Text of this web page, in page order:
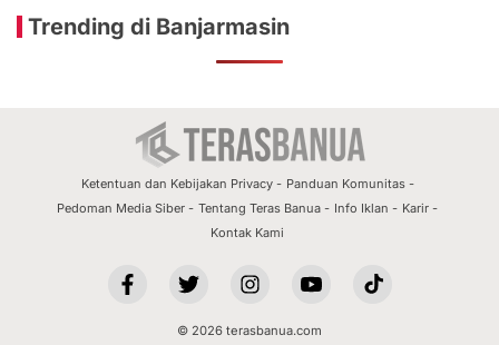
Trending di Banjarmasin
Ketentuan dan Kebijakan Privacy
Panduan Komunitas
Pedoman Media Siber
Tentang Teras Banua Info Iklan
Karir
Kontak Kami
© 2026 terasbanua.com